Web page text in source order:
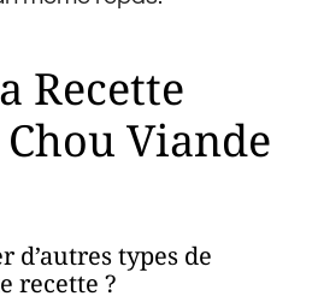
Recette
Viande
d’autres types de
recette ?